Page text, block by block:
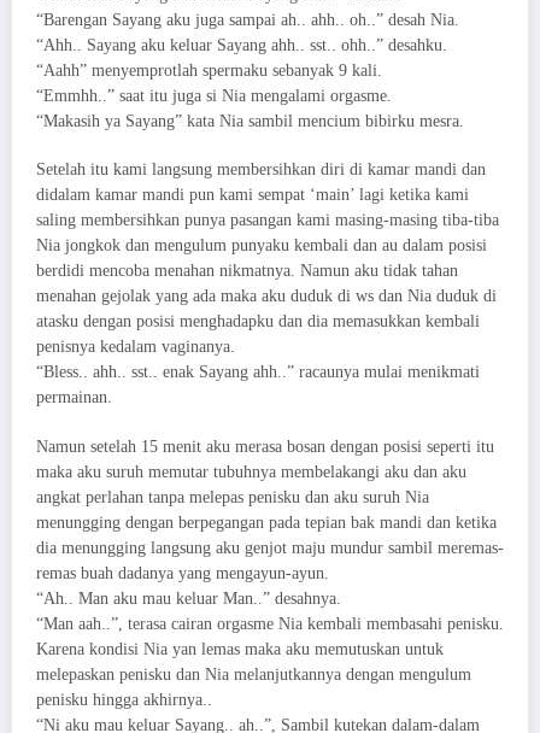
“Barengan Sayang aku juga sampai ah.. ahh.. oh..” desah Nia.
“Ahh.. Sayang aku keluar Sayang ahh.. sst.. ohh..” desahku.
“Aahh” menyemprotlah spermaku sebanyak 9 kali.
“Emmhh..” saat itu juga si Nia mengalami orgasme.
“Makasih ya Sayang” kata Nia sambil mencium bibirku mesra.
Setelah itu kami langsung membersihkan diri di kamar mandi dan
didalam kamar mandi pun kami sempat ‘main’ lagi ketika kami
saling membersihkan punya pasangan kami masing-masing tiba-tiba
Nia jongkok dan mengulum punyaku kembali dan au dalam posisi
berdidi mencoba menahan nikmatnya. Namun aku tidak tahan
menahan gejolak yang ada maka aku duduk di ws dan Nia duduk di
atasku dengan posisi menghadapku dan dia memasukkan kembali
penisnya kedalam vaginanya.
“Bless.. ahh.. sst.. enak Sayang ahh..” racaunya mulai menikmati
permainan.
Namun setelah 15 menit aku merasa bosan dengan posisi seperti itu
maka aku suruh memutar tubuhnya membelakangi aku dan aku
angkat perlahan tanpa melepas penisku dan aku suruh Nia
menungging dengan berpegangan pada tepian bak mandi dan ketika
dia menungging langsung aku genjot maju mundur sambil meremas-
remas buah dadanya yang mengayun-ayun.
“Ah.. Man aku mau keluar Man..” desahnya.
“Man aah..”, terasa cairan orgasme Nia kembali membasahi penisku.
Karena kondisi Nia yan lemas maka aku memutuskan untuk
melepaskan penisku dan Nia melanjutkannya dengan mengulum
penisku hingga akhirnya..
“Ni aku mau keluar Sayang.. ah..”, Sambil kutekan dalam-dalam